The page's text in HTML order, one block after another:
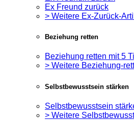
Ex Freund zurück
> Weitere Ex-Zurück-
Beziehung retten
Beziehung retten mit 5
> Weitere Beziehung-
Selbstbewusstsein stärken
Selbstbewusstsein
> Weitere